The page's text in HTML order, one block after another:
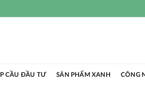
CẦU ĐẦU TƯ SẢN PHẨM XANH CÔNG